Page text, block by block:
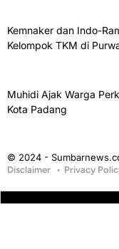
Kemnaker dan Indo-
Kelompok TKM di
Muhidi Ajak Warga
Kota Padang
© 2024 -
Disclaimer
Privacy